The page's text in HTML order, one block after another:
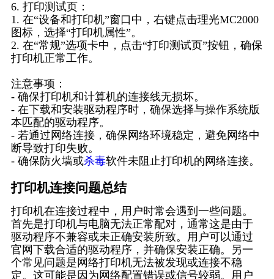
6. 打印测试页：
1. 在“设备和打印机”窗口中，右键点击理光MC2000
图标，选择“打印机属性”。
2. 在“常规”选项卡中，点击“打印测试页”按钮，确保
打印机正常工作。
注意事项：
- 确保打印机和计算机的连接线无损坏。
- 在下载和安装驱动程序时，确保选择与操作系统版
本匹配的驱动程序。
- 若通过网络连接，确保网络环境稳定，避免网络中
断导致打印失败。
- 确保防火墙或杀毒软件未阻止打印机的网络连接。
打印机连接问题总结
打印机在连接过程中，用户时常会遇到一些问题。
首先是打印机与电脑无法正常配对，通常这是由于
驱动程序不兼容或未正确安装所致。用户可以通过
官网下载合适的驱动程序，并确保安装正确。另一
个常见问题是网络打印机无法被发现或连接不稳
定。这可能是因为网络配置错误或信号较弱。用户